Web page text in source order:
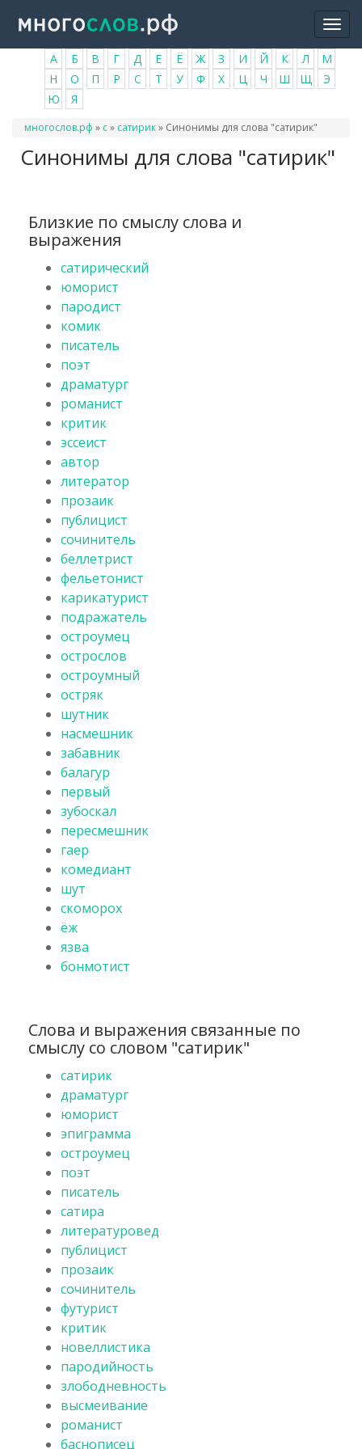
основному
содержанию
А Б В Г Д Е Ё Ж З И Й К Л
М
Н
О П Р С Т У Ф Х Ц Ч Ш Щ
Э
Ю
Я
Вы
многослов.рф » с» сатирик» Синонимы для слова "сатирик"
Синонимы для слова "сатирик"
Близкие по смыслу слова и
выражения
сатирический
юморист
пародист
комик
писатель
поэт
драматург
романист
критик
эссеист
автор
литератор
прозаик
публицист
сочинитель
беллетрист
фельетонист
карикатурист
подражатель
остроумец
острослов
остроумный
остряк
шутник
насмешник
забавник
балагур
первый
зубоскал
пересмешник
гаер
комедиант
шут
скоморох
ёж
язва
бонмотист
Слова и выражения связанные по
смыслу со словом "сатирик"
сатирик
драматург
юморист
эпиграмма
остроумец
поэт
писатель
сатира
литературовед
публицист
прозаик
сочинитель
футурист
критик
новеллистика
пародийность
злободневность
высмеивание
романист
баснописец